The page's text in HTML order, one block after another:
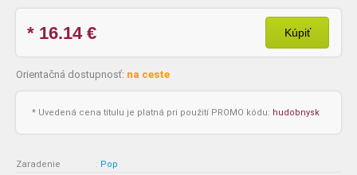
* 16.14€ Kúpiť
Orientačná dostupnosť: na ceste
* Uvedená cena titulu je platná pri použití PROMO kódu: hudobnysk
Zaradenie : Pop